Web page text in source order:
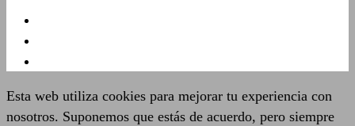
Esta web utiliza cookies para mejorar tu experiencia con
nosotros. Suponemos que estás de acuerdo, pero siempre